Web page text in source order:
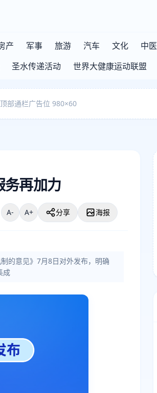
产 军事 旅游 汽车 文化 中医
圣水传递活动 世界大健康运动联盟
顶部通栏广告位 980×60
务再加力
A- A+ 分享 海报
的意见》7月8日对外发布，明确
成